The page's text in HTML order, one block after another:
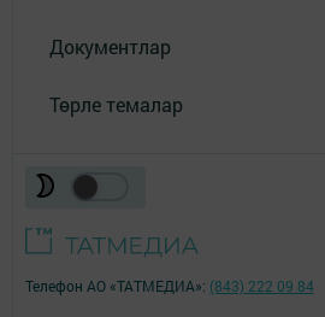
Документлар
Төрле темалар
Телефон АО «ТАТМЕДИА»: (843) 222 09 84